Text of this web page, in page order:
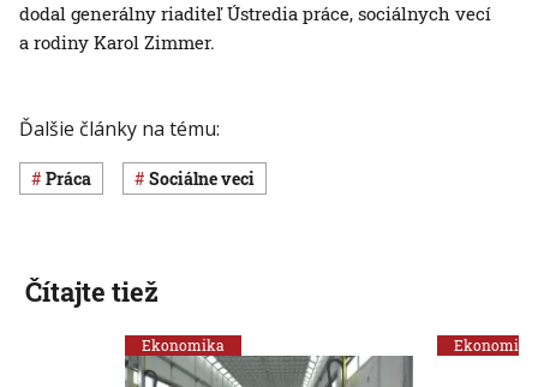
dodal generálny riaditeľ Ústredia práce, sociálnych vecí
a rodiny Karol Zimmer.
Ďalšie články na tému:
Práca Sociálne veci
Čítajte tiež
Ekonomika Ekonomika